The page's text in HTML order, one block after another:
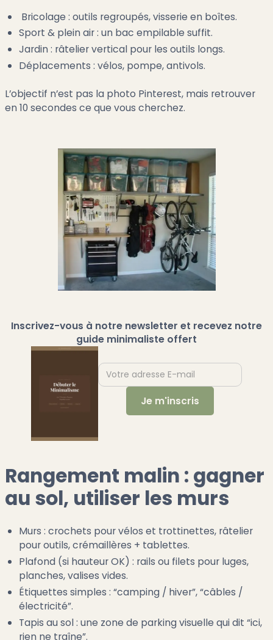
Bricolage : outils regroupés, visserie en boîtes.
Sport & plein air : un bac empilable suffit.
Jardin : râtelier vertical pour les outils longs.
Déplacements : vélos, pompe, antivols.
L’objectif n’est pas la photo Pinterest, mais retrouver
en 10 secondes ce que vous cherchez.
Inscrivez-vous à notre newsletter et recevez notre
guide minimaliste offert
Rangement malin : gagner
au sol, utiliser les murs
Murs : crochets pour vélos et trottinettes, râtelier
pour outils, crémaillères + tablettes.
Plafond (si hauteur OK) : rails ou filets pour luges,
planches, valises vides.
Étiquettes simples : “camping / hiver”, “câbles /
électricité”.
Tapis au sol : une zone de parking visuelle qui dit “ici,
rien ne traîne”.